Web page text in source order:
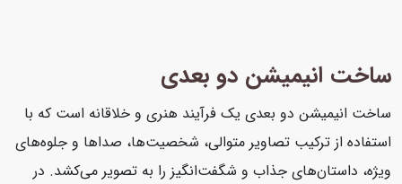
ساخت انیمیشن دو بعدی
ساخت انیمیشن دو بعدی یک فرآیند هنری و خلاقانه است که با
استفاده از ترکیب تصاویر متوالی، شخصیت‌ها، صداها و جلوه‌های
ویژه، داستان‌های جذاب و شگفت‌انگیز را به تصویر می‌کشد. در